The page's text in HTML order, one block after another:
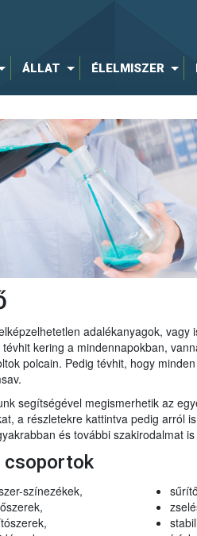
ÁLLAT ÉLELMISZER
adalékanyagok, vagy
kering a mindennapokban,
polcain. Pedig tévhit, hogy
segítségével megismerhetik az
a részletekre kattintva pedig arról
és további szakirodalmat
csoportok
színezékek,